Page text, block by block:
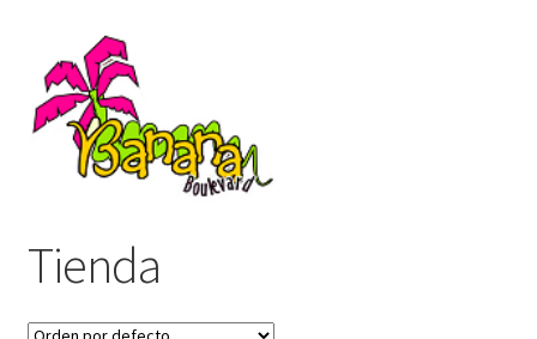
to
navigation
to
content
Tienda